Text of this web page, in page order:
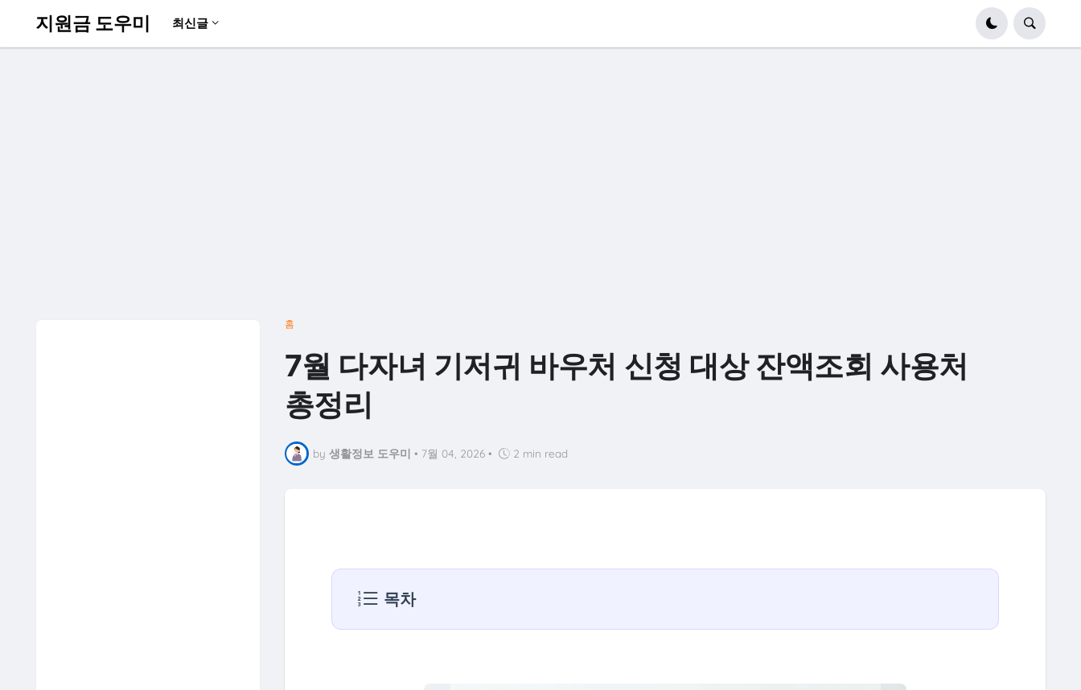
지원금 도우미 최신글
홈
7월 다자녀 기저귀 바우처 신청 대상 잔액조회 사용처
총정리
by 생활정보 도우미 • 7월 04, 2026 • 2 min read
목차